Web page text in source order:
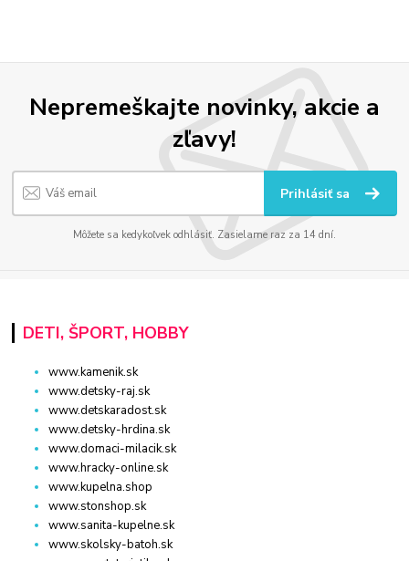
Nepremeškajte novinky, akcie a
zľavy!
Prihlásiť sa
Môžete sa kedykoľvek odhlásiť. Zasielame raz za 14 dní.
DETI, ŠPORT, HOBBY
www.kamenik.sk
www.detsky-raj.sk
www.detskaradost.sk
www.detsky-hrdina.sk
www.domaci-milacik.sk
www.hracky-online.sk
www.kupelna.shop
www.stonshop.sk
www.sanita-kupelne.sk
www.skolsky-batoh.sk